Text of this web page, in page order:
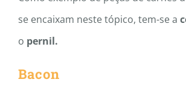
se encaixam neste tópico, tem-se a
o pernil.
Bacon